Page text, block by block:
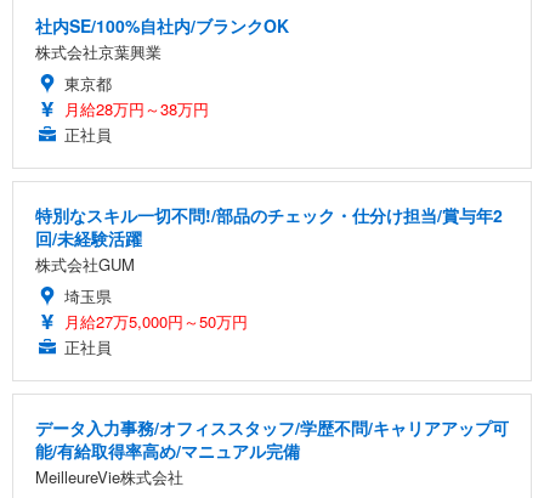
社内SE/100%自社内/ブランクOK
株式会社京葉興業
東京都
月給28万円～38万円
正社員
特別なスキル一切不問!/部品のチェック・仕分け担当/賞与年2
回/未経験活躍
株式会社GUM
埼玉県
月給27万5,000円～50万円
正社員
データ入力事務/オフィススタッフ/学歴不問/キャリアアップ可
能/有給取得率高め/マニュアル完備
MeilleureVie株式会社